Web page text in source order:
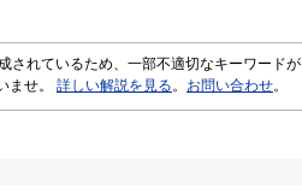
されているため、一部不適切なキーワードが
ませ。 詳しい解説を見る 。 お問い合わせ。